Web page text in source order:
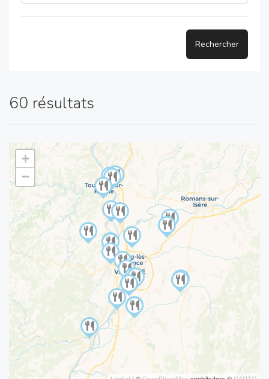
Rechercher
60 résultats
+
−